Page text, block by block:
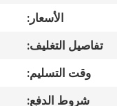
المصنع
مراقبة
الجودة
الأسعار:
تفاصيل التغليف:
وقت التسليم:
شروط الدفع: